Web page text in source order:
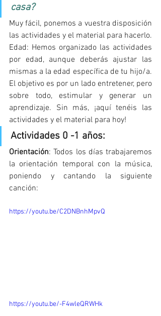
casa?
Muy fácil, ponemos a vuestra disposición
las actividades y el material para hacerlo.
Edad: Hemos organizado las actividades
por edad, aunque deberás ajustar las
mismas a la edad específica de tu hijo/a.
El objetivo es por un lado entretener, pero
sobre todo, estimular y generar un
aprendizaje. Sin más, ¡aquí tenéis las
actividades y el material para hoy!
Actividades 0 -1 años:
Orientación: Todos los días trabajaremos
la orientación temporal con la música,
poniendo y cantando la siguiente
canción:
https://youtu.be/C2DNBnhMpvQ
https://youtu.be/-F4wleQRWHk